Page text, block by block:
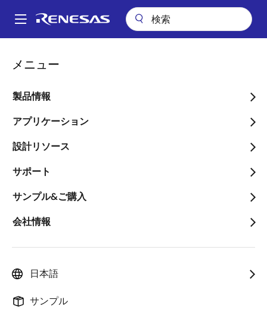
ン
Main
メニュー
製品情報
アプリケーション
設計リソース
サポート
サンプル&ご購入
会社情報
日本語
サンプル
パ
ン
く
ず
ルネサスのGaNを用いた高性能システムへの電力供給
ルネサスのGaNを用いた高
性能システムへの電力供給
画
プリミット・パリク
画
像
アーロック・バット